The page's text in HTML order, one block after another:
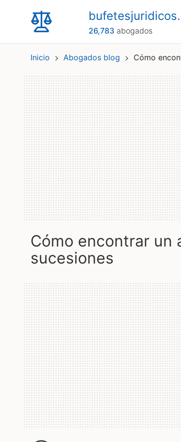
26,783abogados
Inicio Abogados blog Cómo
cómo encontrar un abogado para un caso de derecho de
sucesiones